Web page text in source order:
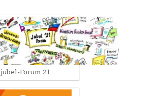
jubel-Forum 21